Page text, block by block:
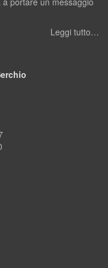
Leggi tutto…